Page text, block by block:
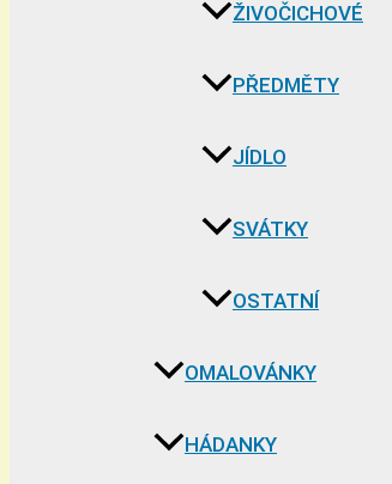
ŽIVOČICHOVÉ
PŘEDMĚTY
JÍDLO
SVÁTKY
OSTATNÍ
OMALOVÁNKY
HÁDANKY